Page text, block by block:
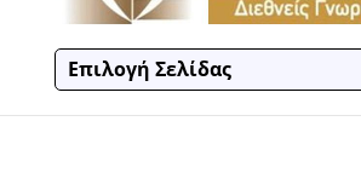
Επιλογή Σελίδας